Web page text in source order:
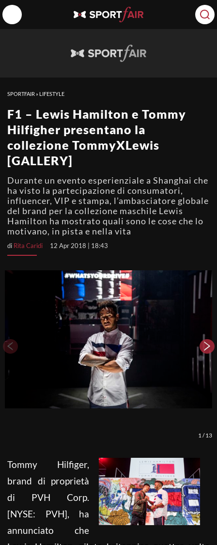
SPORTFAIR » LIFESTYLE
F1 – Lewis Hamilton e Tommy
Hilfigher presentano la
collezione TommyXLewis
[GALLERY]
Durante un evento esperienziale a Shanghai che
ha visto la partecipazione di consumatori,
influencer, VIP e stampa, l’ambasciatore globale
del brand per la collezione maschile Lewis
Hamilton ha mostrato quali sono le cose che lo
motivano, in pista e nella vita
di Rita Caridi 12 Apr 2018 | 18:43
1 /13
Tommy Hilfiger,
brand di proprietà
di PVH Corp.
[NYSE: PVH], ha
annunciato che